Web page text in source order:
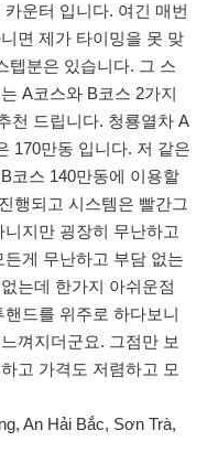
운터 입니다. 여긴 매번
면 제가 타이밍을 못 맞
텝분은 있습니다. 그 스
A코스와 B코스 2가지
천 드립니다. 청룡열차 A
170만동 입니다. 저 같은
코스 140만동에 이용할
행되고 시스템은 빨간그
지만 굉장히 무난하고
게 무난하고 부담 없는
는데 한가지 아쉬운점
드를 위주로 하다보니
껴지더군요. 그점만 보
고 가격도 저렴하고 모
An Hải Bắc, Sơn Trà,